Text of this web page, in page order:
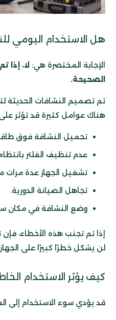
هل الاستخدام اليومي
الإجابة المختصرة هي: لا، إذا
الصحيحة.
تم تصميم النشافات الحديثة
هناك عوامل كثيرة قد تؤثر
تحميل النشافة فوق
عدم تنظيف الفلتر
تشغيل الجهاز عدة مرات
تجاهل الصيانة الدورية.
وضع النشافة في مكان
إذا تم تجنب هذه الأخطاء،
لن يشكل خطرًا كبيرًا على
كيف يؤثر الاستخدام
قد يؤدي سوء الاستخدام إلى